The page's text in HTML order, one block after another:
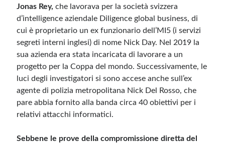
Jonas Rey,che lavorava per la società svizzera
d’intelligence aziendale Diligence global business, di
cui è proprietario un ex funzionario dell’MI5 (i servizi
segreti interni inglesi) di nome Nick Day. Nel 2019 la
sua azienda era stata incaricata di lavorare a un
progetto per la Coppa del mondo. Successivamente, le
luci degli investigatori si sono accese anche sull’ex
agente di polizia metropolitana Nick Del Rosso, che
pare abbia fornito alla banda circa 40 obiettivi per i
relativi attacchi informatici.
Sebbene le prove della compromissione diretta del